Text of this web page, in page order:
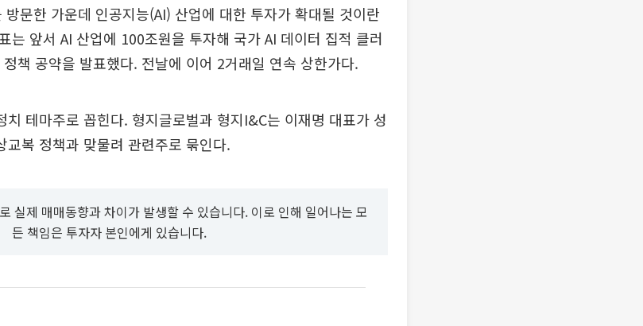
문한 가운데 인공지능(AI) 산업에 대한 투자가 확대될 것이란
는 앞서 AI 산업에 100조원을 투자해 국가 AI 데이터 집적 클러
책 공약을 발표했다. 전날에 이어 2거래일 연속 상한가다.
테마주로 꼽힌다. 형지글로벌과 형지I&C는 이재명 대표가 성
교복 정책과 맞물려 관련주로 묶인다.
실제 매매동향과 차이가 발생할 수 있습니다. 이로 인해 일어나는 모
든 책임은 투자자 본인에게 있습니다.